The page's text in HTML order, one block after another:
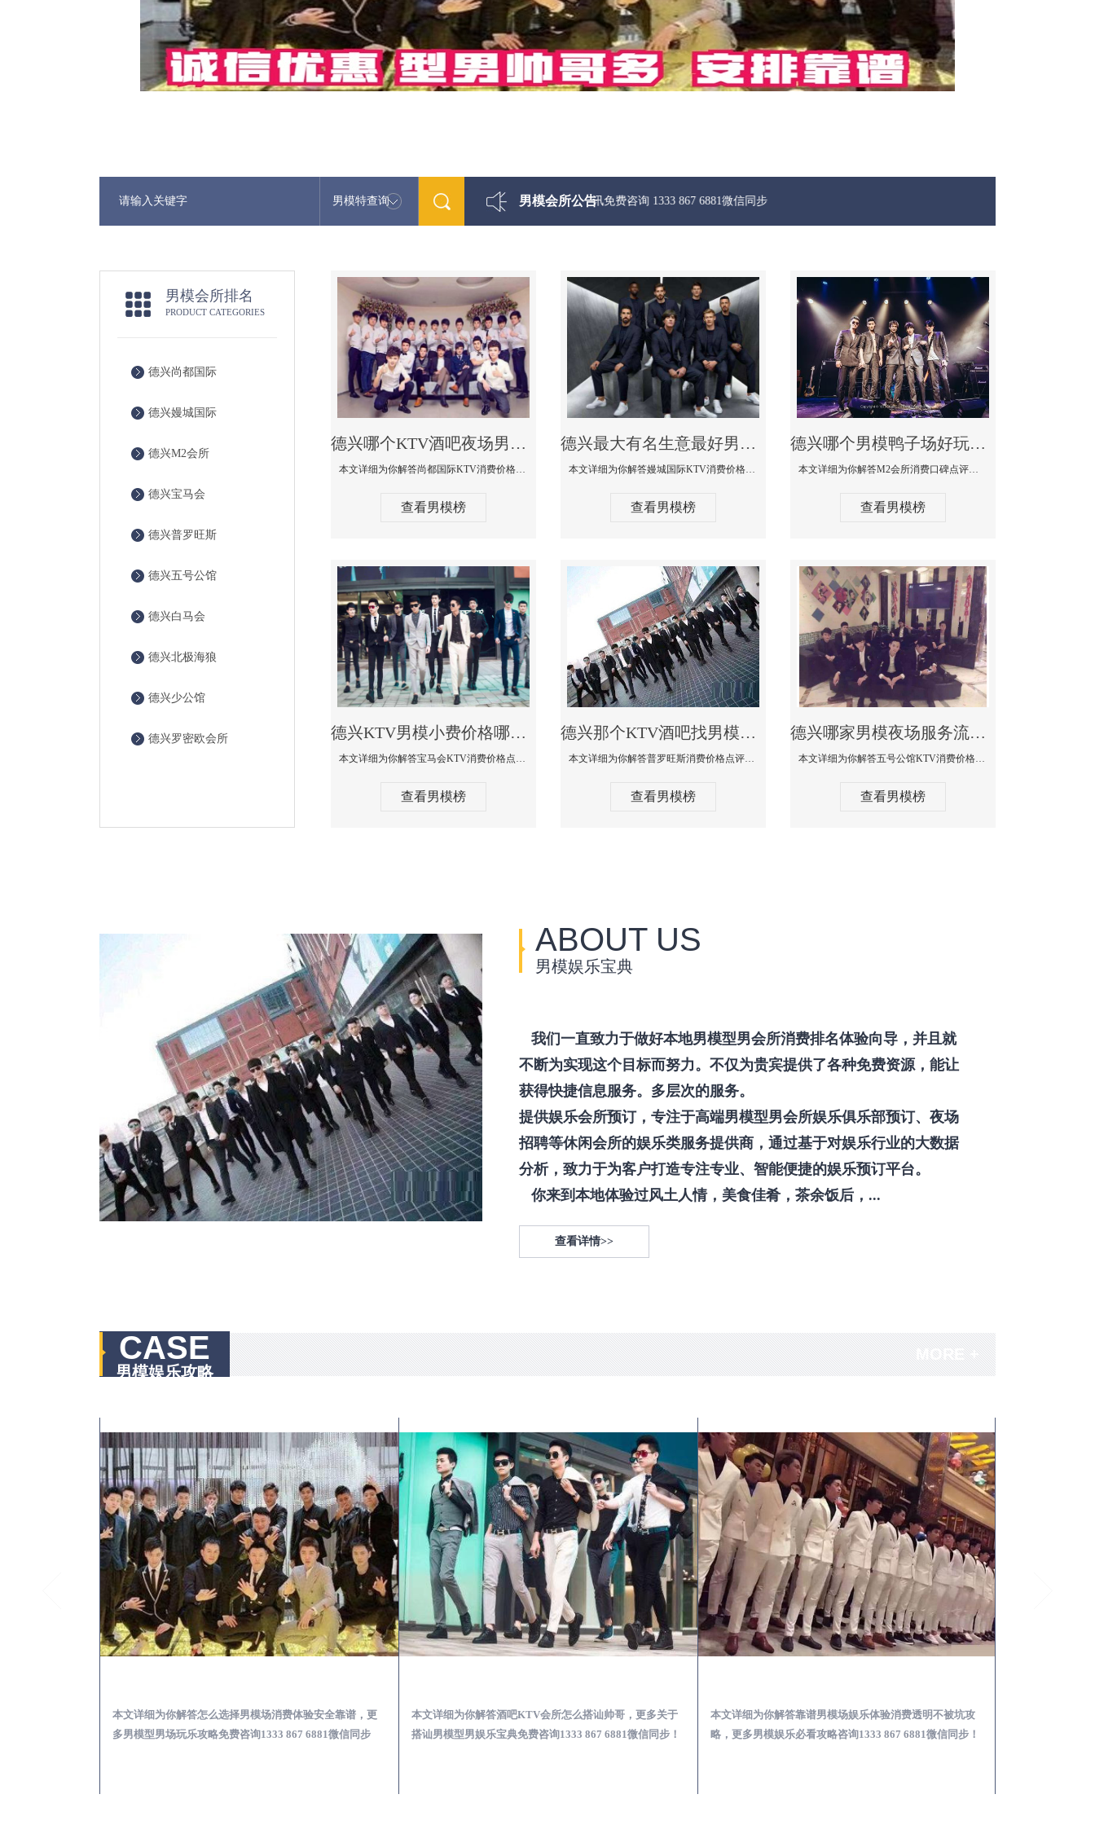
男模特查询 男模会所公告
最新男模娱乐资讯免费咨询 1333 867 6881微信同步
男模会所排名
PRODUCT CATEGORIES
德兴尚都国际
德兴嫚城国际
德兴M2会所
德兴宝马会
德兴普罗旺斯
德兴五号公馆
德兴白马会
德兴北极海狼
德兴少公馆
德兴罗密欧会所
德兴哪个KTV酒吧夜场男模公关型男最帅-尚都国际KTV消费价格点评
本文详细为你解答尚都国际KTV消费价格点评，更多关于哪个KTV酒吧夜场男模公关型男最帅免费咨询1333 867 6881微信同步
查看男模榜
德兴最大有名生意最好男模少爷场KTV体验-嫚城国际KTV消费价格点评
本文详细为你解答嫚城国际KTV消费价格口碑点评，更多关于最大有名生意最好男模少爷场KTV体验免费咨询1333 867 6881微信同步！
查看男模榜
德兴哪个男模鸭子场好玩陪酒服务好-M2会所KTV消费口碑点评
本文详细为你解答M2会所消费口碑点评，更多关于哪个男模鸭子场好玩陪酒服务好免费咨询1333 867 6881微信同步！
查看男模榜
德兴KTV男模小费价格哪家便宜-宝马会KTV消费口碑点评
本文详细为你解答宝马会KTV消费价格点评，更多关于KTV男模小费价格哪家便宜免费咨询1333 867 6881微信同步！
查看男模榜
德兴那个KTV酒吧找男模帅哥男妓多-普罗旺斯KTV真实口碑点评
本文详细为你解答普罗旺斯消费价格点评，更多关于那个KTV酒吧找男模帅哥最多免费咨询1333 867 6881微信同步！
查看男模榜
德兴哪家男模夜场服务流程全面-五号公馆KTV消费价格点评
本文详细为你解答五号公馆KTV消费价格，更多关于哪家男模夜场服务流程全面免费咨询1333 867 6881微信同步！
查看男模榜
ABOUT US
男模娱乐宝典
我们一直致力于做好本地男模型男会所消费排名体验向导，并且就
不断为实现这个目标而努力。不仅为贵宾提供了各种免费资源，能让
获得快捷信息服务。多层次的服务。
提供娱乐会所预订，专注于高端男模型男会所娱乐俱乐部预订、夜场
招聘等休闲会所的娱乐类服务提供商，通过基于对娱乐行业的大数据
分析，致力于为客户打造专注专业、智能便捷的娱乐预订平台。
你来到本地体验过风土人情，美食佳肴，茶余饭后，...
查看详情>>
CASE
男模娱乐攻略
本文详细为你解答怎么选择男模场消费体验安全靠谱，更
多男模型男场玩乐攻略免费咨询1333 867 6881微信同步
本文详细为你解答酒吧KTV会所怎么搭讪帅哥，更多关于
搭讪男模型男娱乐宝典免费咨询1333 867 6881微信同步！
本文详细为你解答靠谱男模场娱乐体验消费透明不被坑攻
略，更多男模娱乐必看攻略咨询1333 867 6881微信同步！